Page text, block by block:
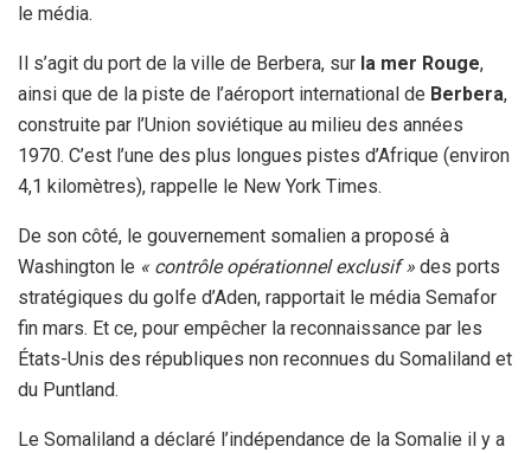
le média.
Il s’agit du port de la ville de Berbera, sur la mer Rouge,
ainsi que de la piste de l’aéroport international de Berbera,
construite par l’Union soviétique au milieu des années
1970. C’est l’une des plus longues pistes d’Afrique (environ
4,1 kilomètres), rappelle le New York Times.
De son côté, le gouvernement somalien a proposé à
Washington le « contrôle opérationnel exclusif » des ports
stratégiques du golfe d’Aden, rapportait le média Semafor
fin mars. Et ce, pour empêcher la reconnaissance par les
États-Unis des républiques non reconnues du Somaliland et
du Puntland.
Le Somaliland a déclaré l’indépendance de la Somalie il y a